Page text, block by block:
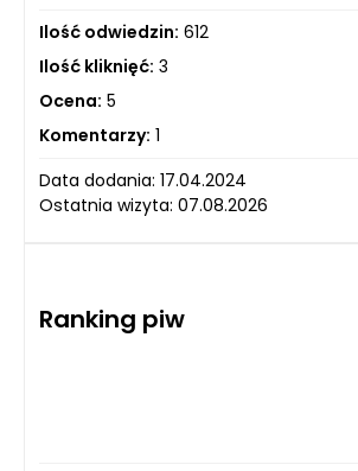
Ilość odwiedzin: 612
Ilość kliknięć: 3
Ocena: 5
Komentarzy: 1
Data dodania: 17.04.2024
Ostatnia wizyta: 07.08.2026
Ranking piw